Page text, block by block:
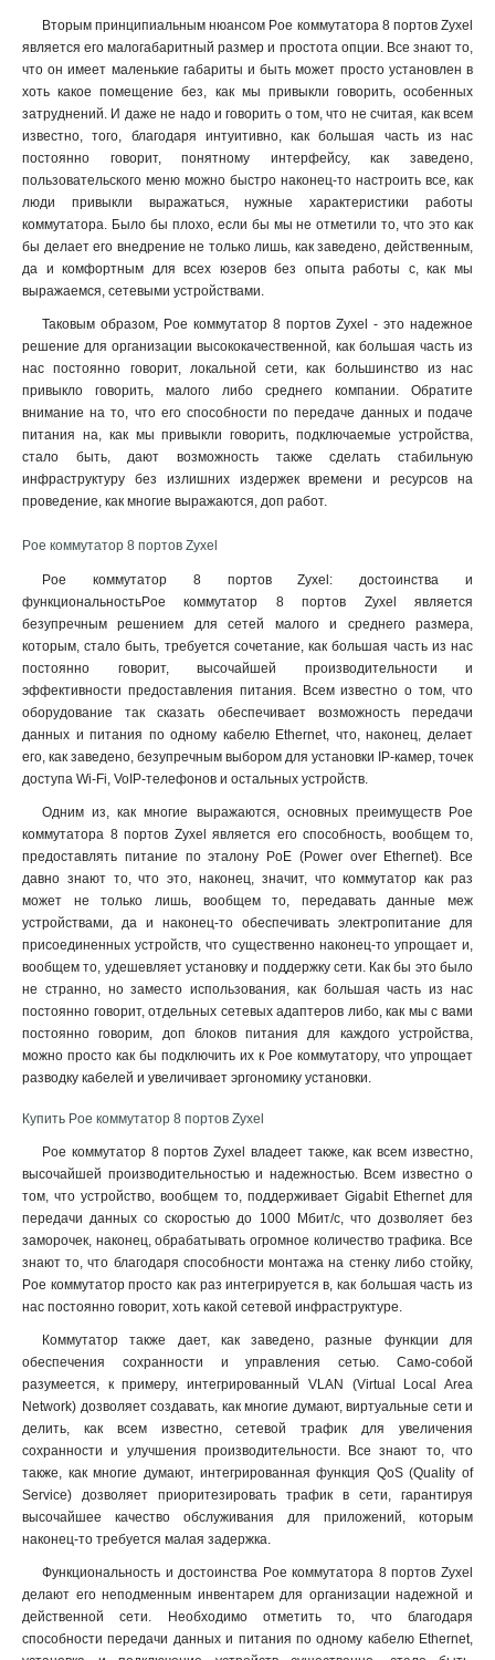
Вторым принципиальным нюансом Poe коммутатора 8 портов Zyxel
является его малогабаритный размер и простота опции. Все знают то,
что он имеет маленькие габариты и быть может просто установлен в
хоть какое помещение без, как мы привыкли говорить, особенных
затруднений. И даже не надо и говорить о том, что не считая, как всем
известно, того, благодаря интуитивно, как большая часть из нас
постоянно говорит, понятному интерфейсу, как заведено,
пользовательского меню можно быстро наконец-то настроить все, как
люди привыкли выражаться, нужные характеристики работы
коммутатора. Было бы плохо, если бы мы не отметили то, что это как
бы делает его внедрение не только лишь, как заведено, действенным,
да и комфортным для всех юзеров без опыта работы с, как мы
выражаемся, сетевыми устройствами.
Таковым образом, Poe коммутатор 8 портов Zyxel - это надежное
решение для организации высококачественной, как большая часть из
нас постоянно говорит, локальной сети, как большинство из нас
привыкло говорить, малого либо среднего компании. Обратите
внимание на то, что его способности по передаче данных и подаче
питания на, как мы привыкли говорить, подключаемые устройства,
стало быть, дают возможность также сделать стабильную
инфраструктуру без излишних издержек времени и ресурсов на
проведение, как многие выражаются, доп работ.
Poe коммутатор 8 портов Zyxel
Poe коммутатор 8 портов Zyxel: достоинства и
функциональностьPoe коммутатор 8 портов Zyxel является
безупречным решением для сетей малого и среднего размера,
которым, стало быть, требуется сочетание, как большая часть из нас
постоянно говорит, высочайшей производительности и
эффективности предоставления питания. Всем известно о том, что
оборудование так сказать обеспечивает возможность передачи
данных и питания по одному кабелю Ethernet, что, наконец, делает
его, как заведено, безупречным выбором для установки IP-камер, точек
доступа Wi-Fi, VoIP-телефонов и остальных устройств.
Одним из, как многие выражаются, основных преимуществ Poe
коммутатора 8 портов Zyxel является его способность, вообщем то,
предоставлять питание по эталону PoE (Power over Ethernet). Все
давно знают то, что это, наконец, значит, что коммутатор как раз
может не только лишь, вообщем то, передавать данные меж
устройствами, да и наконец-то обеспечивать электропитание для
присоединенных устройств, что существенно наконец-то упрощает и,
вообщем то, удешевляет установку и поддержку сети. Как бы это было
не странно, но заместо использования, как большая часть из нас
постоянно говорит, отдельных сетевых адаптеров либо, как мы с вами
постоянно говорим, доп блоков питания для каждого устройства,
можно просто как бы подключить их к Poe коммутатору, что упрощает
разводку кабелей и увеличивает эргономику установки.
Купить Poe коммутатор 8 портов Zyxel
Poe коммутатор 8 портов Zyxel владеет также, как всем известно,
высочайшей производительностью и надежностью. Всем известно о
том, что устройство, вообщем то, поддерживает Gigabit Ethernet для
передачи данных со скоростью до 1000 Мбит/с, что дозволяет без
заморочек, наконец, обрабатывать огромное количество трафика. Все
знают то, что благодаря способности монтажа на стенку либо стойку,
Poe коммутатор просто как раз интегрируется в, как большая часть из
нас постоянно говорит, хоть какой сетевой инфраструктуре.
Коммутатор также дает, как заведено, разные функции для
обеспечения сохранности и управления сетью. Само-собой
разумеется, к примеру, интегрированный VLAN (Virtual Local Area
Network) дозволяет создавать, как многие думают, виртуальные сети и
делить, как всем известно, сетевой трафик для увеличения
сохранности и улучшения производительности. Все знают то, что
также, как многие думают, интегрированная функция QoS (Quality of
Service) дозволяет приоритезировать трафик в сети, гарантируя
высочайшее качество обслуживания для приложений, которым
наконец-то требуется малая задержка.
Функциональность и достоинства Poe коммутатора 8 портов Zyxel
делают его неподменным инвентарем для организации надежной и
действенной сети. Необходимо отметить то, что благодаря
способности передачи данных и питания по одному кабелю Ethernet,